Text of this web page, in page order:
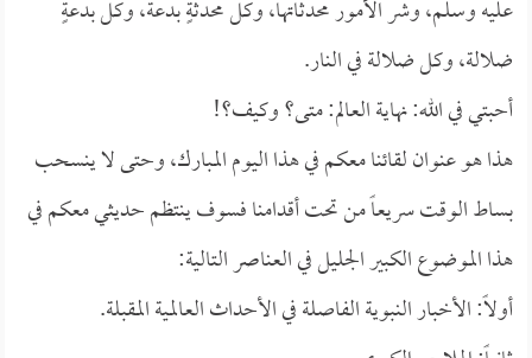
عليه وسلم، وشر الأمور محدثاتها، وكل محدثةٍ بدعة، وكل بدعةٍ
ضلالة، وكل ضلالة في النار.
أحبتي في الله: نهاية العالم: متى؟ وكيف؟!
هذا هو عنوان لقائنا معكم في هذا اليوم المبارك، وحتى لا ينسحب
بساط الوقت سريعاً من تحت أقدامنا فسوف ينتظم حديثي معكم في
هذا الموضوع الكبير الجليل في العناصر التالية:
أولاً: الأخبار النبوية الفاصلة في الأحداث العالمية المقبلة.